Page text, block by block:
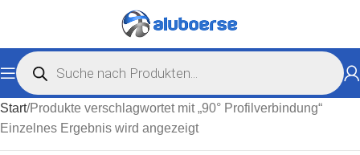
Start Produkte verschlagwortet mit „90° Profilverbindung“
Einzelnes Ergebnis wird angezeigt